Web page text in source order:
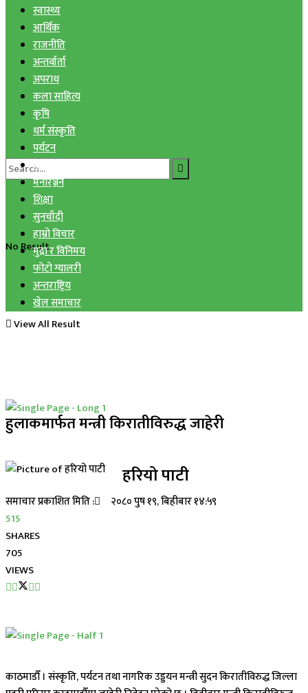
No Result
View All Result
स्वास्थ्य
आर्थिक
राजनीति
अन्तर्वार्ता
अपराध
कला साहित्य
कृषि
धर्म संस्कृति
पर्यटन
प्रविधि
मनोरञ्जन
शिक्षा
सुनचाँदी
हाम्रो विचार
मुद्रा र विनिमय
फोटो ग्यालरी
अन्तराष्ट्रिय
खेल समाचार
हुलाकमार्फत मन्त्री किरातीविरुद्ध जाहेरी
हरियो पाटी
समाचार प्रकाशित मिति :
२०८० पुष १९, बिहीबार १४:५९
515
SHARES
705
VIEWS
काठमाडौँ । संस्कृति, पर्यटन तथा नागरिक उड्डयन मन्त्री सुदन किरातीविरुद्ध जिल्ला